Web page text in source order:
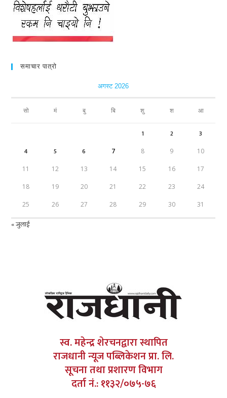
समाचार पात्रो
अगस्ट 2026
सो मं बु बि शु श आ
1 2
3
4
5 6 7 8 9 10
11 12 13 14 15 16 17
18 19 20 21 22 23 24
25 26 27 28 29 30 31
« जुलाई
स्व. महेन्द्र शेरचनद्वारा स्थापित
राजधानी न्यूज पब्लिकेशन प्रा. लि.
सूचना तथा प्रशारण विभाग
दर्ता नं.: ११३२/०७५-७६